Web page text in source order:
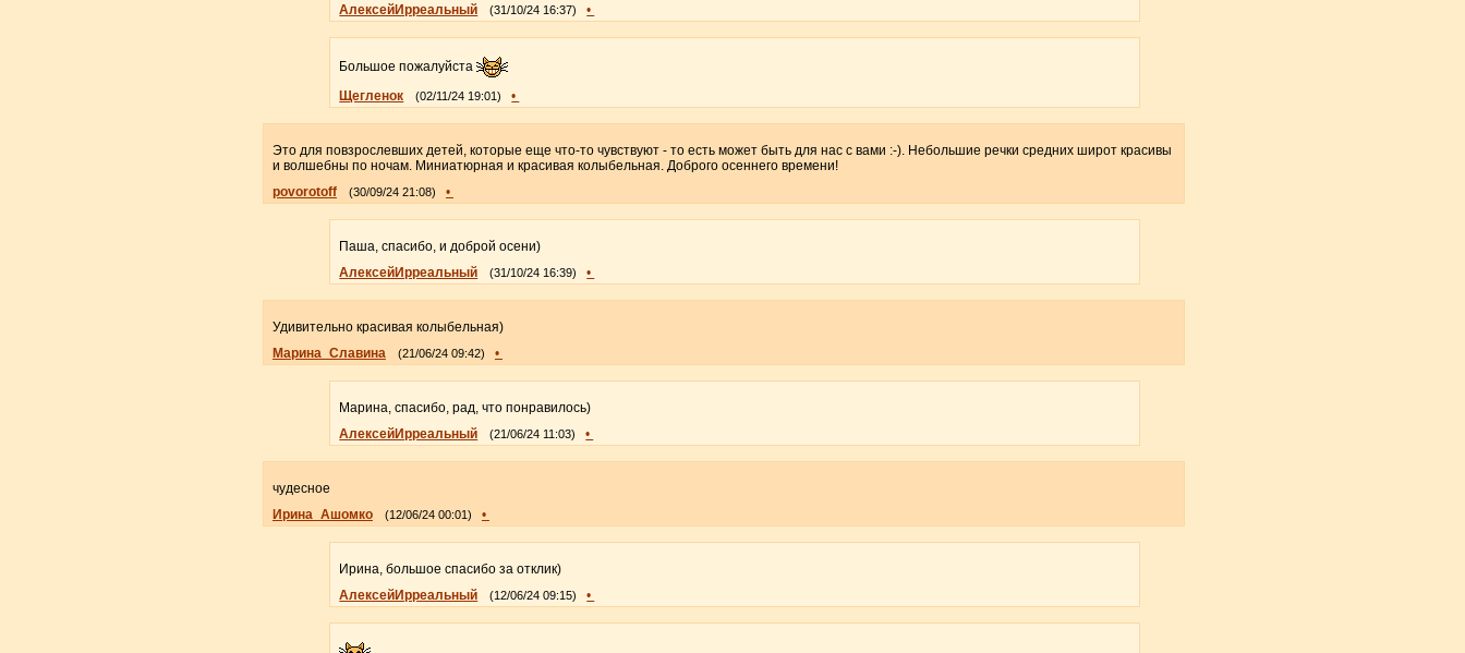
АлексейИрреальный
(31/10/24 16:37) •
Большое пожалуйста
Щегленок
(02/11/24 19:01) •
Это для повзрослевших детей, которые еще что-то чувствуют - то есть может быть для нас с вами :-). Небольшие речки средних широт красивы
и волшебны по ночам. Миниатюрная и красивая колыбельная. Доброго осеннего времени!
povorotoff
(30/09/24 21:08) •
Паша, спасибо, и доброй осени)
АлексейИрреальный
(31/10/24 16:39) •
Удивительно красивая колыбельная)
Марина_Славина
(21/06/24 09:42) •
Марина, спасибо, рад, что понравилось)
АлексейИрреальный
(21/06/24 11:03) •
чудесное
Ирина_Ашомко
(12/06/24 00:01) •
Ирина, большое спасибо за отклик)
АлексейИрреальный
(12/06/24 09:15) •